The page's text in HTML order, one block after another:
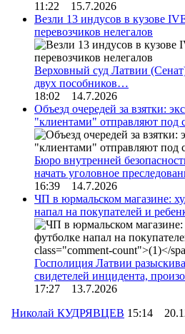
11:22 15.7.2026
Везли 13 индусов в кузове
перевозчиков нелегалов
Верховный суд Латвии
двух пособников…
18:02 14.7.2026
Объезд очередей за взятки:
"клиентами" отправляют под
Бюро внутренней
начать уголовное
16:39 14.7.2026
ЧП в юрмальском магазине:
напал на покупателей и
Госполиция Латвии
свидетелей инцидента,
17:27 13.7.2026
Николай КУДРЯВЦЕВ 15:14